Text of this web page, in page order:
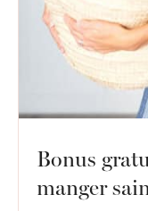
Bonus
manger